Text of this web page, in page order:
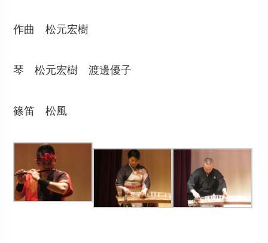
作曲 松元宏樹
琴 松元宏樹 渡邊優子
篠笛 松風